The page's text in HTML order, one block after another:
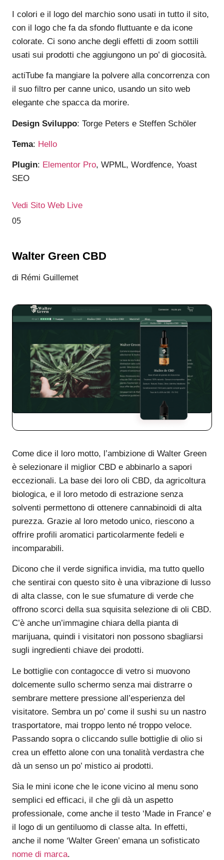
I colori e il logo del marchio sono usati in tutto il sito,
con il logo che fa da sfondo fluttuante e da icone
colorate. Ci sono anche degli effetti di zoom sottili
usati sui prodotti che aggiungono un po’ di giocosità.
actiTube fa mangiare la polvere alla concorrenza con
il suo filtro per canne unico, usando un sito web
elegante che spacca da morire.
Design Sviluppo: Torge Peters e Steffen Schöler
Tema: Hello
Plugin: Elementor Pro, WPML, Wordfence, Yoast
SEO
Vedi Sito Web Live
05
Walter Green CBD
di Rémi Guillemet
Come dice il loro motto, l’ambizione di Walter Green
è selezionare il miglior CBD e abbinarlo a sapori
eccezionali. La base dei loro oli CBD, da agricoltura
biologica, e il loro metodo di estrazione senza
solventi permettono di ottenere cannabinoidi di alta
purezza. Grazie al loro metodo unico, riescono a
offrire profili aromatici particolarmente fedeli e
incomparabili.
Dicono che il verde significa invidia, ma tutto quello
che sentirai con questo sito è una vibrazione di lusso
di alta classe, con le sue sfumature di verde che
offrono scorci della sua squisita selezione di oli CBD.
C’è anche un’immagine chiara della pianta di
marijuana, quindi i visitatori non possono sbagliarsi
sugli ingredienti chiave dei prodotti.
Le bottiglie con contagocce di vetro si muovono
dolcemente sullo schermo senza mai distrarre o
sembrare mettere pressione all’esperienza del
visitatore. Sembra un po’ come il sushi su un nastro
trasportatore, mai troppo lento né troppo veloce.
Passando sopra o cliccando sulle bottiglie di olio si
crea un effetto alone con una tonalità verdastra che
dà un senso un po’ mistico ai prodotti.
Sia le mini icone che le icone vicino al menu sono
semplici ed efficaci, il che gli dà un aspetto
professionale, come anche il testo ‘Made in France’ e
il logo di un gentiluomo di classe alta. In effetti,
anche il nome ‘Walter Green’ emana un sofisticato
nome di marca.